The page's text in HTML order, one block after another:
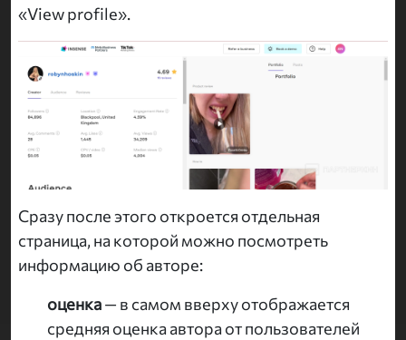
«View profile».
Сразу после этого откроется отдельная
страница, на которой можно посмотреть
информацию об авторе:
оценка— в самом вверху отображается
средняя оценка автора от пользователей